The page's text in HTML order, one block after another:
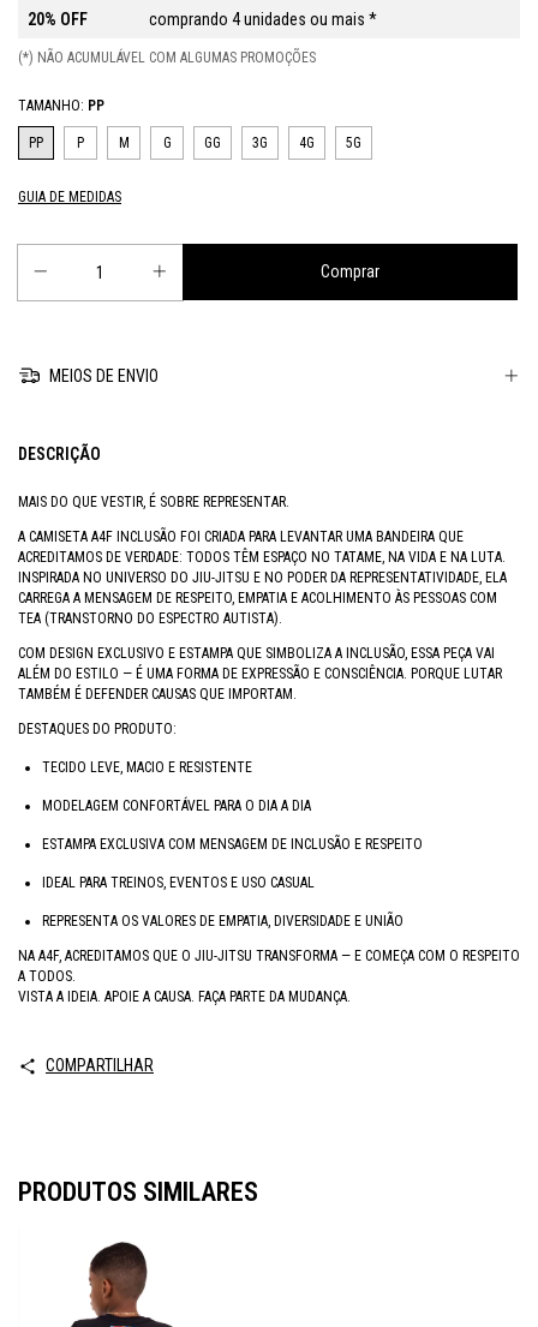
20% OFF
comprando 4 unidades ou mais *
(*) NÃO ACUMULÁVEL COM ALGUMAS PROMOÇÕES
TAMANHO: PP
PP P M G GG 3G 4G 5G
GUIA DE MEDIDAS
MEIOS DE ENVIO
DESCRIÇÃO
MAIS DO QUE VESTIR, É SOBRE REPRESENTAR.
A CAMISETA A4F INCLUSÃO FOI CRIADA PARA LEVANTAR UMA BANDEIRA QUE
ACREDITAMOS DE VERDADE: TODOS TÊM ESPAÇO NO TATAME, NA VIDA E NA LUTA.
INSPIRADA NO UNIVERSO DO JIU-JITSU E NO PODER DA REPRESENTATIVIDADE, ELA
CARREGA A MENSAGEM DE RESPEITO, EMPATIA E ACOLHIMENTO ÀS PESSOAS COM
TEA (TRANSTORNO DO ESPECTRO AUTISTA).
COM DESIGN EXCLUSIVO E ESTAMPA QUE SIMBOLIZA A INCLUSÃO, ESSA PEÇA VAI
ALÉM DO ESTILO — É UMA FORMA DE EXPRESSÃO E CONSCIÊNCIA. PORQUE LUTAR
TAMBÉM É DEFENDER CAUSAS QUE IMPORTAM.
DESTAQUES DO PRODUTO:
TECIDO LEVE, MACIO E RESISTENTE
MODELAGEM CONFORTÁVEL PARA O DIA A DIA
ESTAMPA EXCLUSIVA COM MENSAGEM DE INCLUSÃO E RESPEITO
IDEAL PARA TREINOS, EVENTOS E USO CASUAL
REPRESENTA OS VALORES DE EMPATIA, DIVERSIDADE E UNIÃO
NA A4F, ACREDITAMOS QUE O JIU-JITSU TRANSFORMA — E COMEÇA COM O RESPEITO
A TODOS.
VISTA A IDEIA. APOIE A CAUSA. FAÇA PARTE DA MUDANÇA.
COMPARTILHAR
PRODUTOS SIMILARES